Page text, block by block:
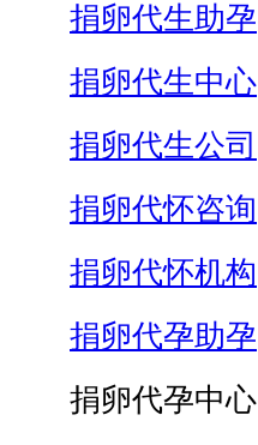
捐卵代生助孕
捐卵代生中心
捐卵代生公司
捐卵代怀咨询
捐卵代怀机构
捐卵代孕助孕
捐卵代孕中心